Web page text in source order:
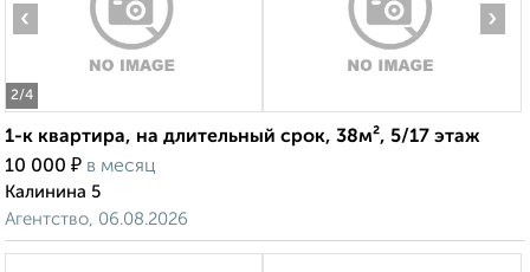
2/4
‹ ›
1-к квартира, на длительный срок, 38м², 5/17 этаж
10 000 ₽ в месяц
Калинина 5
Агентство, 06.08.2026